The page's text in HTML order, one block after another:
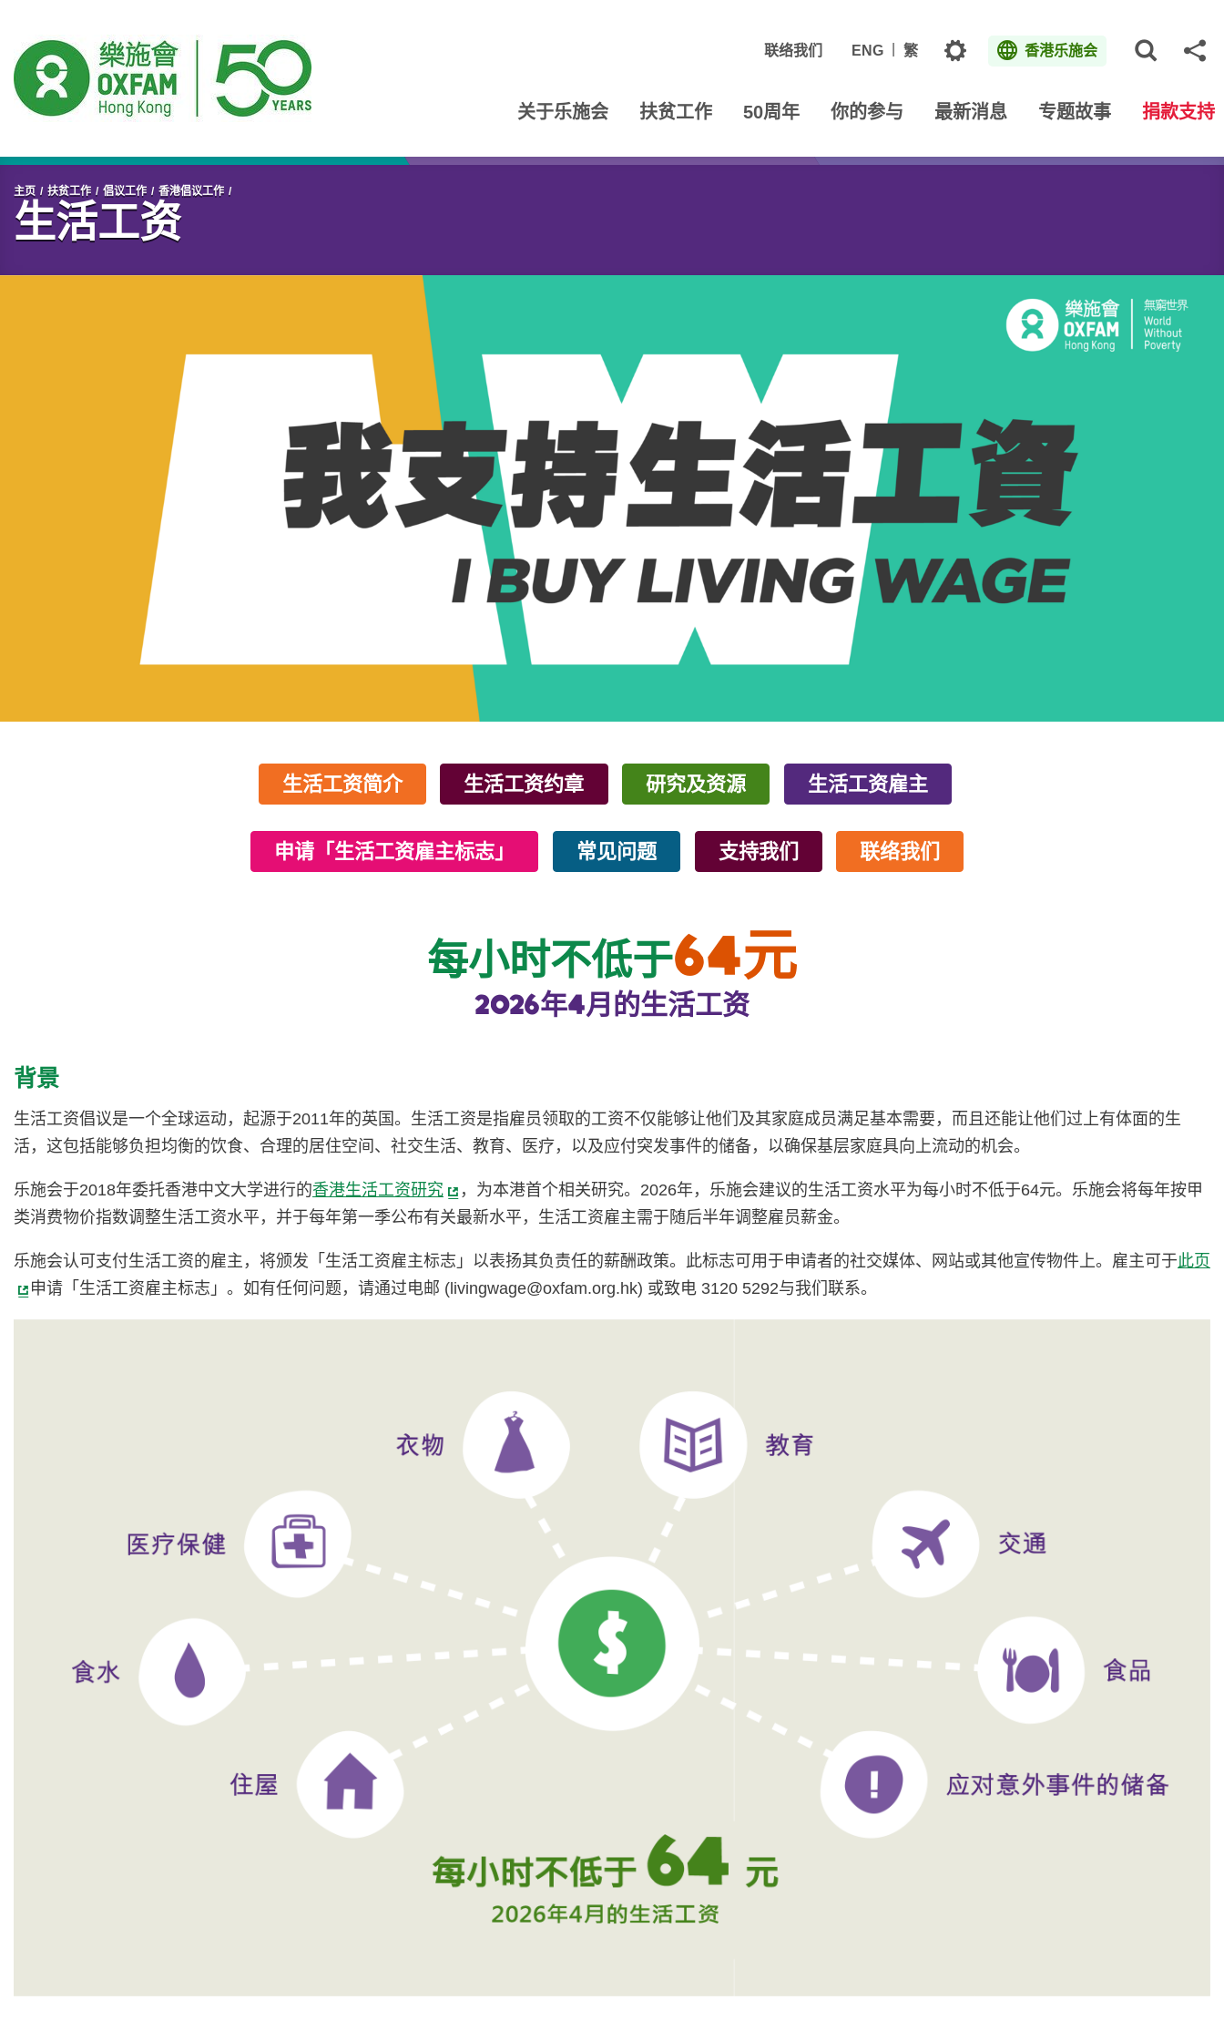
联络我们 ENG 繁 主题 香港乐施会
关于乐施会 扶贫工作 50周年 你的参与 最新消息 专题故事 捐款支持
开始主要内容
主页 扶贫工作 倡议工作 香港倡议工作
生活工资
生活工资简介 生活工资约章 研究及资源 生活工资雇主
申请「生活工资雇主标志」 常见问题 支持我们 联络我们
每小时不低于64元
2026年4月的生活工资
背景
生活工资倡议是一个全球运动，起源于2011年的英国。生活工资是指雇员领取的工资不仅能够让他们及其家庭成员满足基本需要，而且还能让他们过上有体面的生
活，这包括能够负担均衡的饮食、合理的居住空间、社交生活、教育、医疗，以及应付突发事件的储备，以确保基层家庭具向上流动的机会。
乐施会于2018年委托香港中文大学进行的香港生活工资研究
，为本港首个相关研究。2026年，乐施会建议的生活工资水平为每小时不低于64元。乐施会将每年按甲
类消费物价指数调整生活工资水平，并于每年第一季公布有关最新水平，生活工资雇主需于随后半年调整雇员薪金。
乐施会认可支付生活工资的雇主，将颁发「生活工资雇主标志」以表扬其负责任的薪酬政策。此标志可用于申请者的社交媒体、网站或其他宣传物件上。雇主可于此页
申请「生活工资雇主标志」。如有任何问题，请通过电邮 ( livingwage@oxfam.org.hk) 或致电 3120 5292与我们联系。